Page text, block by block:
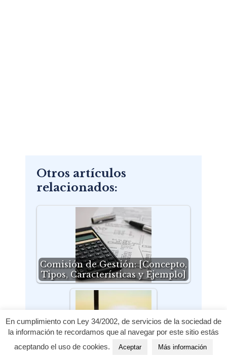
Otros artículos
relacionados:
Comisión de Gestión: [Concepto,
Tipos, Características y Ejemplo]
Cuenta de Valores
En cumplimiento con Ley 34/2002, de servicios de la sociedad de
la información te recordamos que al navegar por este sitio estás
aceptando el uso de cookies.
Aceptar Más información